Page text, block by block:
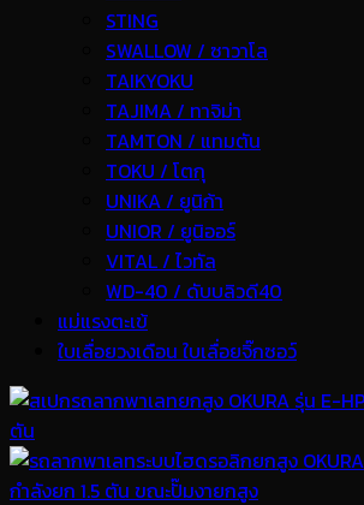
STING
SWALLOW / ซาวาโล
TAIKYOKU
TAJIMA / ทาจิม่า
TAMTON / แทมตัน
TOKU / โตกุ
UNIKA / ยูนิก้า
UNIOR / ยูนิออร์
VITAL / ไวทัล
WD-40 / ดับบลิวดี40
แม่แรงตะเข้
ใบเลื่อยวงเดือน ใบเลื่อยจิ๊กซอว์